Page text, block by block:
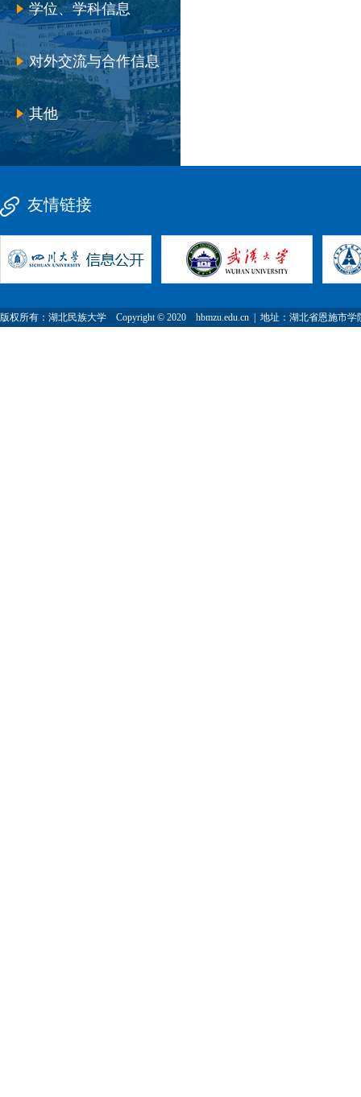
学位、学科信息
对外交流与合作信息
其他
友情链接
版权所有：湖北民族大学 Copyright © 2020 hbmzu.edu.cn | 地址：湖北省恩施